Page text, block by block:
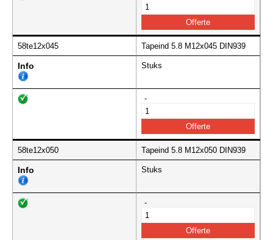
58te12x045 Tapeind 5.8 M12x045 DIN939
Info Stuks
-
58te12x050 Tapeind 5.8 M12x050 DIN939
Info Stuks
-